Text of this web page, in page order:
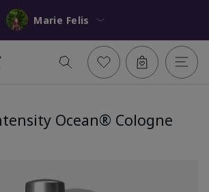
Marie Felis
Ocean® Cologne